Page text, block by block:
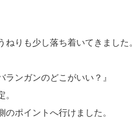
りも少し落ち着いてきました。
ランガンのどこがいい？』
ポイントへ行けました。